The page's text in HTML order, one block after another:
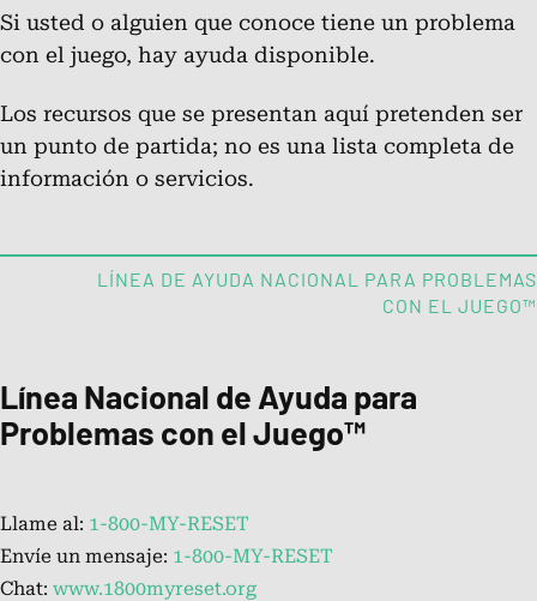
Chat Online
nacional para problemas con el
juego™
Preguntas frecuentes: ¿Qué son los
ludopatía?
Si usted o alguien que conoce tiene un problema
con el juego, hay ayuda disponible.
Los recursos que se presentan aquí pretenden ser
un punto de partida; no es una lista completa de
información o servicios.
LÍNEA DE AYUDA NACIONAL PARA PROBLEMAS
CON EL JUEGO™
Línea Nacional de Ayuda para
Problemas con el Juego™
Llame al: 1-800-MY-RESET
Envíe un mensaje: 1-800-MY-RESET
Chat: www.1800myreset.org